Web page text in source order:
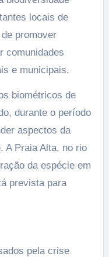
locais de
promover
comunidades
e municipais.
biométricos de
durante o período
aspectos da
A Praia Alta, no rio
da espécie em
prevista para
pela crise